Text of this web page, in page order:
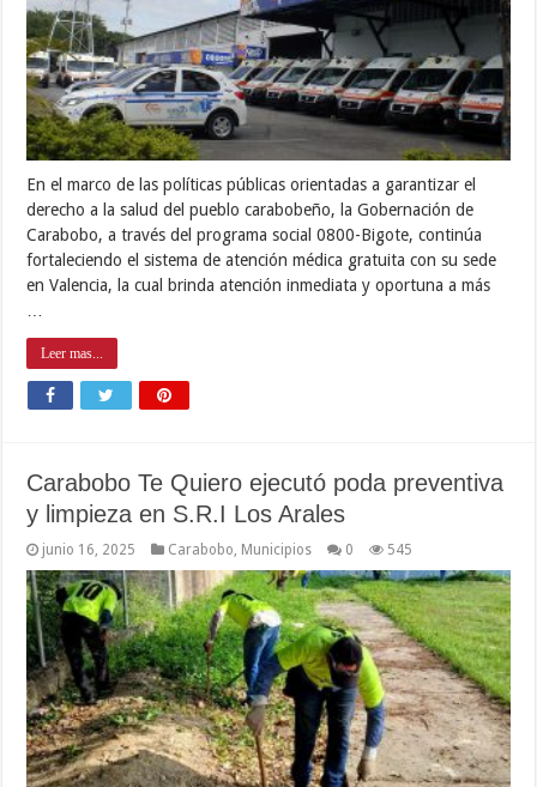
En el marco de las políticas públicas orientadas a garantizar el
derecho a la salud del pueblo carabobeño, la Gobernación de
Carabobo, a través del programa social 0800-Bigote, continúa
fortaleciendo el sistema de atención médica gratuita con su sede
en Valencia, la cual brinda atención inmediata y oportuna a más
Leer mas...
Carabobo Te Quiero ejecutó poda preventiva
y limpieza en S.R.I Los Arales
junio 16, 2025 Carabobo, Municipios 0 545